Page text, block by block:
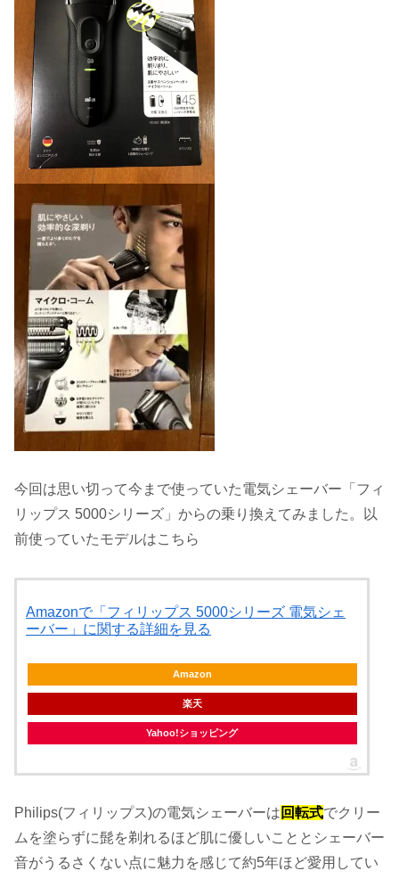
今回は思い切って今まで使っていた電気シェーバー「フィ
リップス 5000シリーズ」からの乗り換えてみました。以
前使っていたモデルはこちら
Amazonで「フィリップス 5000シリーズ 電気シェ
ーバー」に関する詳細を見る
Amazon
楽天
Yahoo!ショッピング
Philips(フィリップス)の電気シェーバーは 回転式でクリー
ムを塗らずに髭を剃れるほど肌に優しいこととシェーバー
音がうるさくない点に魅力を感じて約5年ほど愛用してい